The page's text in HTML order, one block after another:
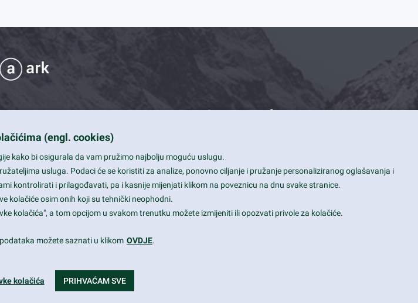
Contact Info
View, CA 94043
+1 650-253-0000
Daily: 9:00 am - 6:00 pm
(engl. cookies)
kako bi osigurala da vam pružimo najbolju moguću uslugu.
usluga. Podaci će se koristiti za analize, ponovno ciljanje i pružanje personaliziranog oglašavanja i
kontrolirati i prilagođavati, pa i kasnije mijenjati klikom na poveznicu na dnu svake stranice.
kolačiće osim onih koji su tehnički neophodni.
kolačića", a tom opcijom u svakom trenutku možete izmijeniti ili opozvati privole za kolačiće.
možete saznati u klikom OVDJE.
kolačića PRIHVAĆAM SVE